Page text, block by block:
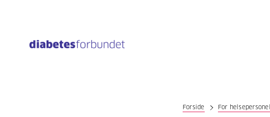
Forside For helsepersonell